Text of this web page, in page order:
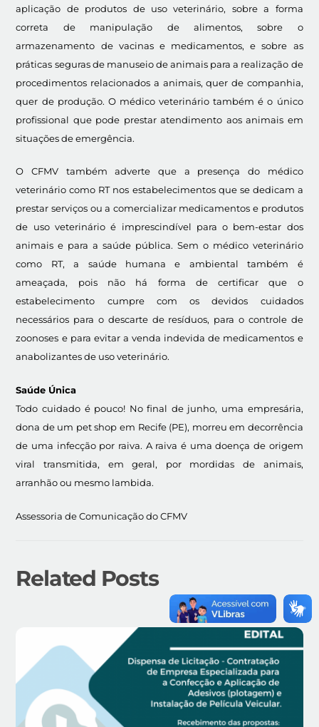
aplicação de produtos de uso veterinário, sobre a forma
correta de manipulação de alimentos, sobre o
armazenamento de vacinas e medicamentos, e sobre as
práticas seguras de manuseio de animais para a realização de
procedimentos relacionados a animais, quer de companhia,
quer de produção. O médico veterinário também é o único
profissional que pode prestar atendimento aos animais em
situações de emergência.
O CFMV também adverte que a presença do médico
veterinário como RT nos estabelecimentos que se dedicam a
prestar serviços ou a comercializar medicamentos e produtos
de uso veterinário é imprescindível para o bem-estar dos
animais e para a saúde pública. Sem o médico veterinário
como RT, a saúde humana e ambiental também é
ameaçada, pois não há forma de certificar que o
estabelecimento cumpre com os devidos cuidados
necessários para o descarte de resíduos, para o controle de
zoonoses e para evitar a venda indevida de medicamentos e
anabolizantes de uso veterinário.
Saúde Única
Todo cuidado é pouco! No final de junho, uma empresária,
dona de um pet shop em Recife (PE), morreu em decorrência
de uma infecção por raiva. A raiva é uma doença de origem
viral transmitida, em geral, por mordidas de animais,
arranhão ou mesmo lambida.
Assessoria de Comunicação do CFMV
Related Posts